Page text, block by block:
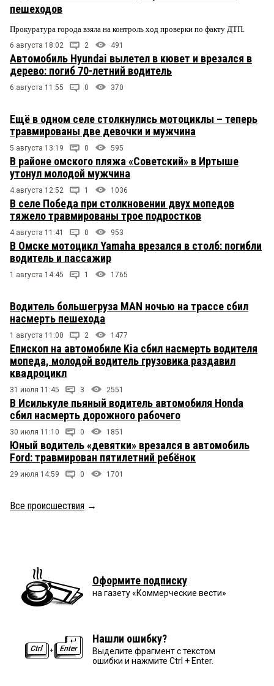
пешеходов
Прокуратура города взяла на контроль ход проверки по факту ДТП.
6 августа 18:02 2 491
Автомобиль Hyundai вылетел в кювет и врезался в
дерево: погиб 70-летний водитель
6 августа 11:55 0 370
Ещё в одном селе столкнулись мотоциклы – теперь
травмированы две девочки и мужчина
5 августа 13:19 0 595
В районе омского пляжа «Советский» в Иртыше
утонул молодой мужчина
4 августа 12:52 1 1036
В селе Победа при столкновении двух мопедов
тяжело травмированы трое подростков
4 августа 11:41 0 953
В Омске мотоцикл Yamaha врезался в столб: погибли
водитель и пассажир
1 августа 14:45 1 1765
Водитель большегруза MAN ночью на трассе сбил
насмерть пешехода
1 августа 11:00 2 1477
Епископ на автомобиле Kia сбил насмерть водителя
мопеда, молодой водитель грузовика раздавил
квадроцикл
31 июля 11:45 3 2551
В Исилькуле пьяный водитель автомобиля Honda
сбил насмерть дорожного рабочего
30 июля 11:10 0 1851
Юный водитель «девятки» врезался в автомобиль
Ford: травмирован пятилетний ребёнок
29 июля 14:59 0 1701
Все происшествия →
Оформите подписку
на газету «Коммерческие вести»
Нашли ошибку?
Выделите фрагмент с текстом
ошибки и нажмите Ctrl + Enter.